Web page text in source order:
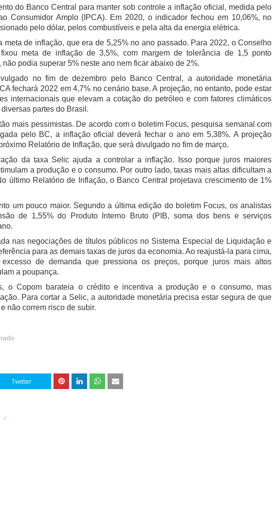
do Banco Central para manter sob controle a inflação oficial, medida pelo
Consumidor Amplo (IPCA). Em 2020, o indicador fechou em 10,06%, no
pelo dólar, pelos combustíveis e pela alta da energia elétrica.
meta de inflação, que era de 5,25% no ano passado. Para 2022, o Conselho
meta de inflação de 3,5%, com margem de tolerância de 1,5 ponto
podia superar 5% neste ano nem ficar abaixo de 2%.
no fim de dezembro pelo Banco Central, a autoridade monetária
fechará 2022 em 4,7% no cenário base. A projeção, no entanto, pode estar
internacionais que elevam a cotação do petróleo e com fatores climáticos
partes do Brasil.
mais pessimistas. De acordo com o boletim Focus, pesquisa semanal com
pelo BC, a inflação oficial deverá fechar o ano em 5,38%. A projeção
Relatório de Inflação, que será divulgado no fim de março.
da taxa Selic ajuda a controlar a inflação. Isso porque juros maiores
a produção e o consumo. Por outro lado, taxas mais altas dificultam a
último Relatório de Inflação, o Banco Central projetava crescimento de 1%
um pouco maior. Segundo a última edição do boletim Focus, os analistas
de 1,55% do Produto Interno Bruto (PIB, soma dos bens e serviços
nas negociações de títulos públicos no Sistema Especial de Liquidação e
para as demais taxas de juros da economia. Ao reajustá-la para cima,
de demanda que pressiona os preços, porque juros mais altos
a poupança.
o Copom barateia o crédito e incentiva a produção e o consumo, mas
Para cortar a Selic, a autoridade monetária precisa estar segura de que
não correm risco de subir.
Twitter